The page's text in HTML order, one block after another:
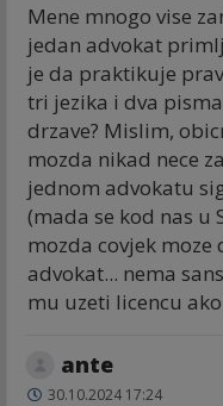
Mene mnogo vise
jedan advokat
je da praktikuje
tri jezika i dva
drzave? Mislim,
mozda nikad nece
jednom advokatu
(mada se kod nas u
mozda covjek
advokat... nema
mu uzeti licencu
ante
30.10.2024 17:24